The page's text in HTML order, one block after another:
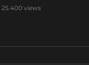
25.400views